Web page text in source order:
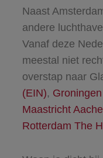
Naast
andere
Vanaf deze
meestal niet
overstap naar
(EIN),
Maastricht
Rotterdam The